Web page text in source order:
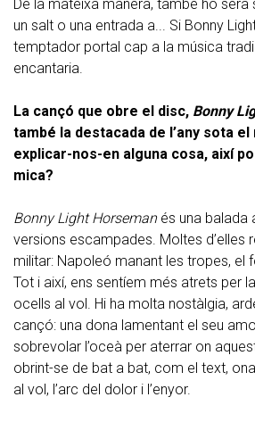
De la mateixa manera, també ho
un salt o una entrada a... Si Bonny
temptador portal cap a la música
encantaria.
La cançó que obre el disc, Bonny
també la destacada de l’any sota
explicar-nos-en alguna cosa, així
mica?
Bonny Light Horseman és una balada
versions escampades. Moltes d’elles
militar: Napoleó manant les tropes, el
Tot i així, ens sentíem més atrets per
ocells al vol. Hi ha molta nostàlgia,
cançó: una dona lamentant el seu
sobrevolar l’oceà per aterrar on
obrint-se de bat a bat, com el text,
al vol, l’arc del dolor i l’enyor.